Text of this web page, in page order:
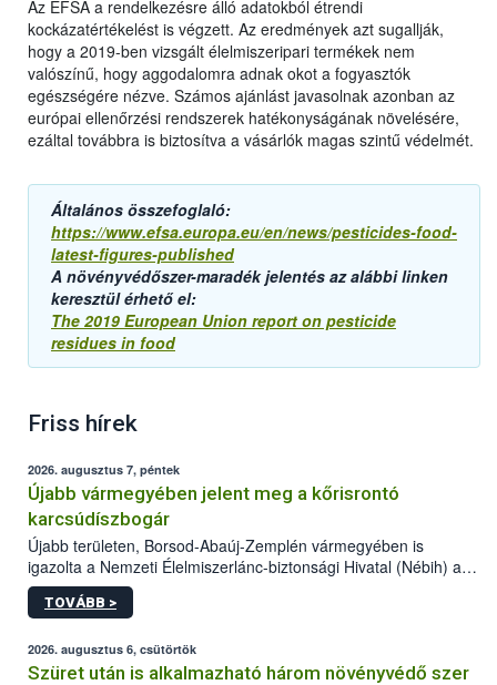
Az EFSA a rendelkezésre álló adatokból étrendi
kockázatértékelést is végzett. Az eredmények azt sugallják,
hogy a 2019-ben vizsgált élelmiszeripari termékek nem
valószínű, hogy aggodalomra adnak okot a fogyasztók
egészségére nézve. Számos ajánlást javasolnak azonban az
európai ellenőrzési rendszerek hatékonyságának növelésére,
ezáltal továbbra is biztosítva a vásárlók magas szintű védelmét.
Általános összefoglaló:
https://www.efsa.europa.eu/en/news/pesticides-food-
latest-figures-published
A növényvédőszer-maradék jelentés az alábbi linken
keresztül érhető el:
The 2019 European Union report on pesticide
residues in food
Friss hírek
2026. augusztus 7, péntek
Újabb vármegyében jelent meg a kőrisrontó
karcsúdíszbogár
Újabb területen, Borsod-Abaúj-Zemplén vármegyében is
igazolta a Nemzeti Élelmiszerlánc-biztonsági Hivatal (Nébih) a
kőrisrontó karcsúdíszbogár (Agrilus planipennis) jelenlétét. A
kártevőt nem csak színcsapdában találták meg, de már fertőzött
az intenzív felderítést, emellett az intézkedéseket a szlovák
hatósággal is összehangolják a terjedés megállítása érdekében.
TOVÁBB >
2026. augusztus 6, csütörtök
Szüret után is alkalmazható három növényvédő szer